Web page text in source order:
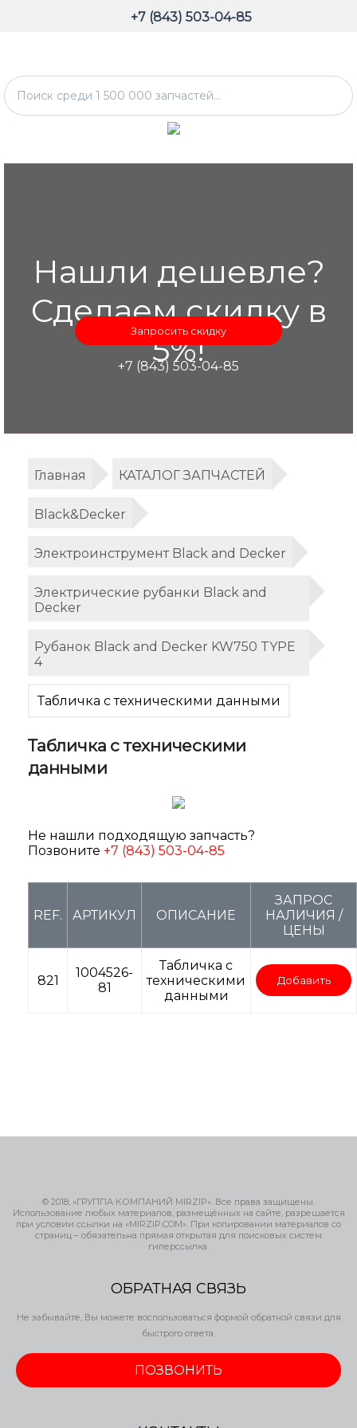
+7 (843) 503-04-85
Нашли дешевле?
Сделаем скидку в
5%!
Запросить скидку
+7 (843) 503-04-85
Главная КАТАЛОГ ЗАПЧАСТЕЙ
Black&Decker
Электроинструмент Black and Decker
Электрические рубанки Black and
Decker
Рубанок Black and Decker KW750 TYPE
4
Табличка с техническими данными
Табличка с техническими
данными
Не нашли подходящую запчасть?
Позвоните +7 (843) 503-04-85
REF. АРТИКУЛ ОПИСАНИЕ
ЗАПРОС
НАЛИЧИЯ /
ЦЕНЫ
821
1004526-
81
Табличка с
техническими
данными
Добавить
© 2018, «ГРУППА КОМПАНИЙ MIRZIP». Все права защищены.
Использование любых материалов, размещённых на сайте, разрешается
при условии ссылки на «MIRZIP.COM». При копировании материалов со
страниц – обязательна прямая открытая для поисковых систем
гиперссылка.
ОБРАТНАЯ СВЯЗЬ
Не забывайте, Вы можете воспользоваться формой обратной связи для
быстрого ответа.
ПОЗВОНИТЬ